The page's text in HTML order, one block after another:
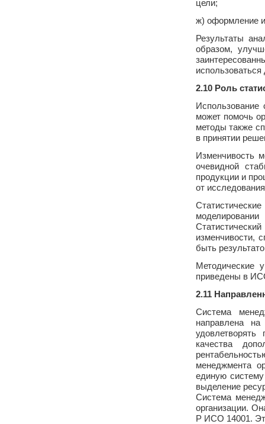
цели;
ж) оформление
Результаты
образом,
2.10 Роль
Использование
может помочь
методы также
в принятии
Изменчивость
очевидной
продукции и
от
изменчивости,
быть
Методические
приведены в
2.11
Система
направлена
качества
менеджмента
единую
выделение
Система
организации.
Р ИСО 14001.